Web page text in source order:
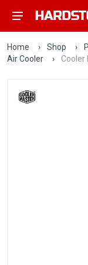
Home › Shop ›
Air Cooler
› Cooler